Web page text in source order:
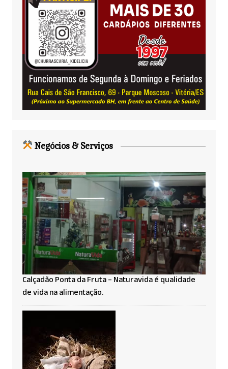
Negócios & Serviços
Calçadão Ponta da Fruta – Naturavida é qualidade
de vida na alimentação.